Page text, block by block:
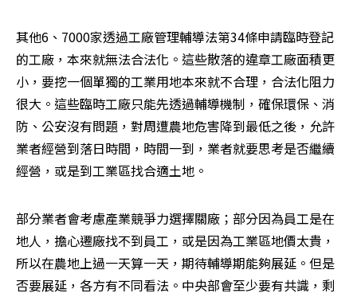
其他6、7000家透過工廠管理輔導法第34條申請臨時登記
的工廠，本來就無法合法化。這些散落的違章工廠面積更
小，要挖一個單獨的工業用地本來就不合理，合法化阻力
很大。這些臨時工廠只能先透過輔導機制，確保環保、消
防、公安沒有問題，對周遭農地危害降到最低之後，允許
業者經營到落日時間，時間一到，業者就要思考是否繼續
經營，或是到工業區找合適土地。
部分業者會考慮產業競爭力選擇關廠；部分因為員工是在
地人，擔心遷廠找不到員工，或是因為工業區地價太貴，
所以在農地上過一天算一天，期待輔導期能夠展延。但是
否要展延，各方有不同看法。中央部會至少要有共識，剩